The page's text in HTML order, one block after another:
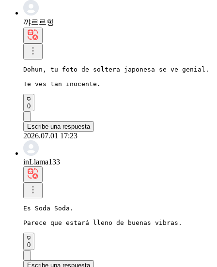
꺄르르힝
Dohun, tu foto de soltera japonesa se ve genial.
Te ves tan inocente.
0
Escribe una respuesta
2026.07.01 17:23
inLlama133
Es Soda Soda.
Parece que estará lleno de buenas vibras.
0
Escribe una respuesta